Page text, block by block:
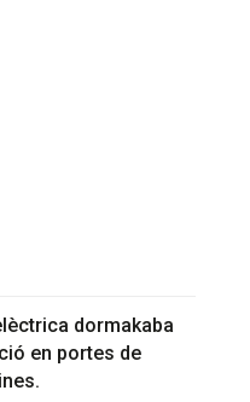
dormakaba
en portes de